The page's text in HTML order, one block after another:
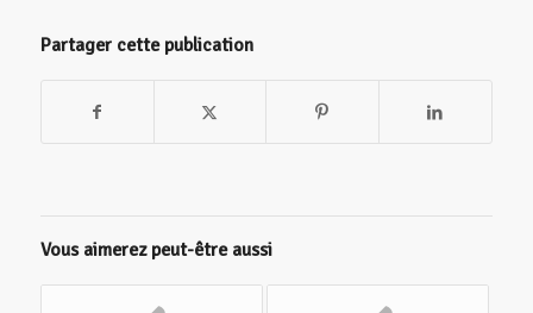
Partager cette publication
Vous aimerez peut-être aussi